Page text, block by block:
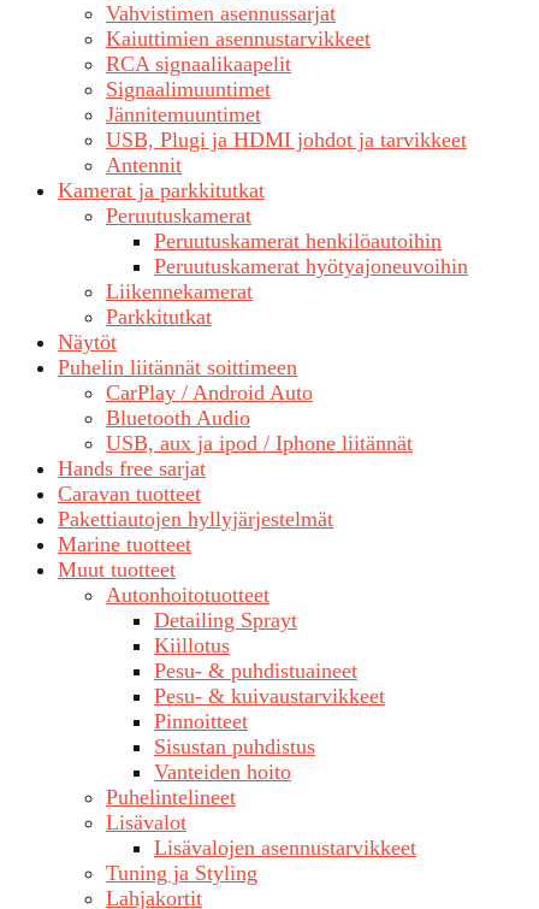
Vahvistimen asennussarjat
Kaiuttimien asennustarvikkeet
RCA signaalikaapelit
Signaalimuuntimet
Jännitemuuntimet
USB, Plugi ja HDMI johdot ja tarvikkeet
Antennit
Kamerat ja parkkitutkat
Peruutuskamerat
Peruutuskamerat henkilöautoihin
Peruutuskamerat hyötyajoneuvoihin
Liikennekamerat
Parkkitutkat
Näytöt
Puhelin liitännät soittimeen
CarPlay / Android Auto
Bluetooth Audio
USB, aux ja ipod / Iphone liitännät
Hands free sarjat
Caravan tuotteet
Pakettiautojen hyllyjärjestelmät
Marine tuotteet
Muut tuotteet
Autonhoitotuotteet
Detailing Sprayt
Kiillotus
Pesu- & puhdistuaineet
Pesu- & kuivaustarvikkeet
Pinnoitteet
Sisustan puhdistus
Vanteiden hoito
Puhelintelineet
Lisävalot
Lisävalojen asennustarvikkeet
Tuning ja Styling
Lahjakortit